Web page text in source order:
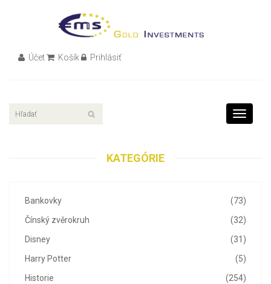
Účet Košík Prihlásiť
Toggle
KATEGÓRIE
(73)
Bankovky
(32)
Čínský zvěrokruh
(31)
Disney
(5)
Harry Potter
(254)
Historie